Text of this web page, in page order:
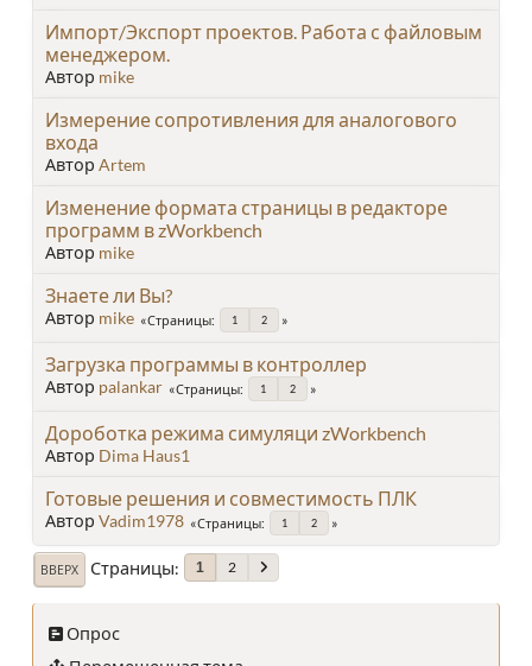
Импорт/Экспорт проектов. Работа с файловым
менеджером.
Автор mike
Измерение сопротивления для аналогового
входа
Автор Artem
Изменение формата страницы в редакторе
программ в zWorkbench
Автор mike
Знаете ли Вы?
Автор mike Страницы 1 2
Загрузка программы в контроллер
Автор palankar Страницы 1 2
Дороботка режима симуляци zWorkbench
Автор Dima Haus1
Готовые решения и совместимость ПЛК
Автор Vadim1978 Страницы 1 2
ВВЕРХ Страницы 1 2
Опрос